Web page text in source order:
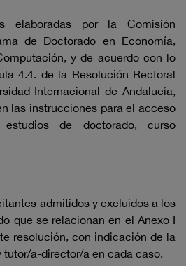
elaboradas por la Comisión
de Doctorado en Economía,
y de acuerdo con lo
4.4. de la Resolución Rectoral
Internacional de Andalucía,
las instrucciones para el acceso
de doctorado, curso
admitidos y excluidos a los
que se relacionan en el Anexo I
resolución, con indicación de la
a-director/a en cada caso.